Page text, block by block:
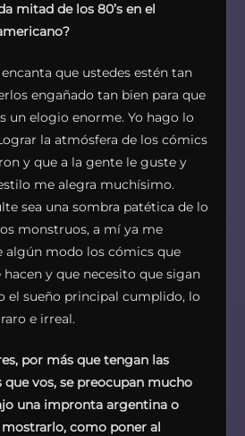
mitad de los 80’s en el
que ustedes estén tan
engañado tan bien para que
un elogio enorme. Yo hago lo
la atmósfera de los cómics
y que a la gente le guste y
me alegra muchísimo.
sea una sombra patética de lo
monstruos, a mí ya me
algún modo los cómics que
y que necesito que sigan
el sueño principal cumplido, lo
e irreal.
por más que tengan las
vos, se preocupan mucho
una impronta argentina o
como poner al